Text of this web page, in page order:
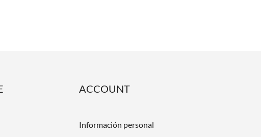
ACCOUNT
Información personal